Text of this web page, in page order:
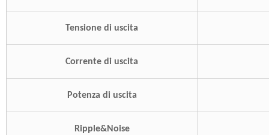
Tensione di uscita
Corrente di uscita
Potenza di uscita
Ripple&Noise